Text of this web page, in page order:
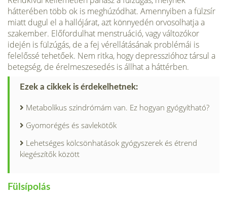
hátterében több ok is meghúzódhat. Amennyiben a fülzsír
miatt dugul el a hallójárat, azt könnyedén orvosolhatja a
szakember. Előfordulhat menstruáció, vagy változókor
idején is fülzúgás, de a fej vérellátásának problémái is
felelőssé tehetőek. Nem ritka, hogy depresszióhoz társul a
betegség, de érelmeszesedés is állhat a háttérben.
Ezek a cikkek is érdekelhetnek:
Metabolikus szindrómám van. Ez hogyan gyógyítható?
Gyomorégés és savlekötők
Lehetséges kölcsönhatások gyógyszerek és étrend
kiegészítők között
Fülsípolás